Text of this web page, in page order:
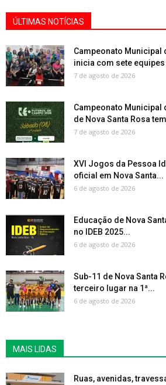
ÚLTIMAS NOTÍCIAS
Campeonato Municipal
inicia com sete
7 de agosto de 2026
Campeonato Municipal
de Nova Santa Rosa
7 de agosto de 2026
XVI Jogos da Pessoa
oficial em Nova Santa...
6 de agosto de 2026
Educação de Nova
no IDEB 2025...
6 de agosto de 2026
Sub-11 de Nova Santa
terceiro lugar na 1ª...
6 de agosto de 2026
MAIS LIDAS
Ruas, avenidas,